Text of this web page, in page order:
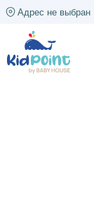
Адрес не выбран